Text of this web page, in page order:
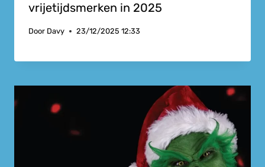
vrijetijdsmerken in 2025
Door Davy 23/12/2025 12:33